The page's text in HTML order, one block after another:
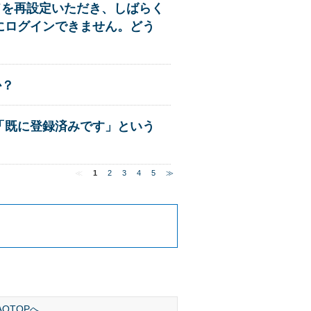
再設定いただき、しばらく
グインできません。どう
に登録済みです」という
1 2 3 4 5 ≫